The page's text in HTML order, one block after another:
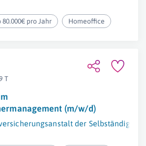
80.000€ pro Jahr Homeoffice
T
(m/w/d)
der Selbständigen